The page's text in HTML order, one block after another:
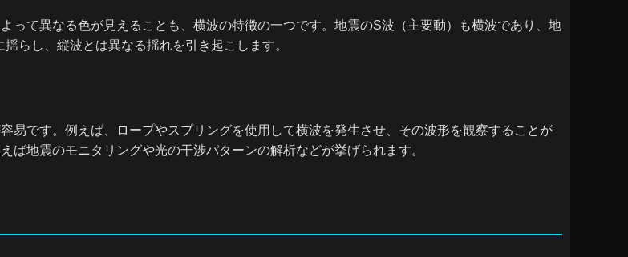
って異なる色が見えることも、横波の特徴の一つです。地震のS波（主要動）も横波であり、地
らし、縦波とは異なる揺れを引き起こします。
易です。例えば、ロープやスプリングを使用して横波を発生させ、その波形を観察することが
地震のモニタリングや光の干渉パターンの解析などが挙げられます。